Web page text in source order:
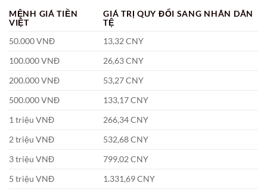
MỆNH GIÁ TIỀN
VIỆT
GIÁ TRỊ QUY ĐỔI SANG NHÂN DÂN
TỆ
50.000 VNĐ
13,32 CNY
100.000 VNĐ
26,63 CNY
200.000 VNĐ
53,27 CNY
500.000 VNĐ
133,17 CNY
1 triệu VNĐ
266,34 CNY
2 triệu VNĐ
532,68 CNY
3 triệu VNĐ
799,02 CNY
5 triệu VNĐ
1.331,69 CNY